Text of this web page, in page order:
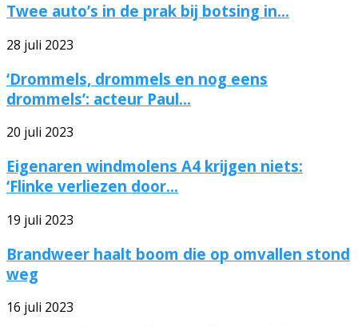
Twee auto’s in de prak bij botsing in...
28 juli 2023
‘Drommels, drommels en nog eens
drommels’: acteur Paul...
20 juli 2023
Eigenaren windmolens A4 krijgen niets:
‘Flinke verliezen door...
19 juli 2023
Brandweer haalt boom die op omvallen stond
weg
16 juli 2023